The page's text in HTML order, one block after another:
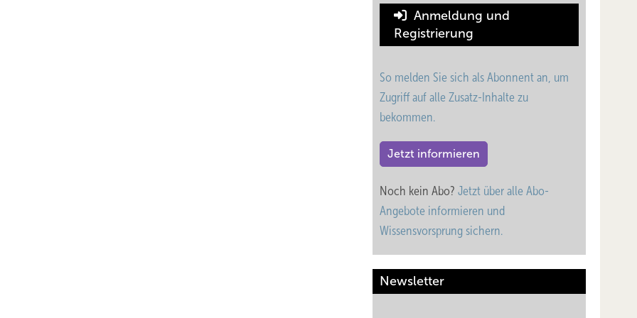
In Deutschland sind, abhängig vom sozioökonomischen
Vertreter der Herpesviren infiziert. Nach der meist asymptomatisch
bezeichnet – persistiert CMV lebenslang im Organismus. Während
Anmeldung und
Registrierung
So melden Sie sich als Abonnent an, um
Zugriff auf alle Zusatz-Inhalte zu
bekommen.
Jetzt informieren
Noch kein Abo? Jetzt über alle Abo-
Angebote informieren und
Wissensvorsprung sichern.
Newsletter